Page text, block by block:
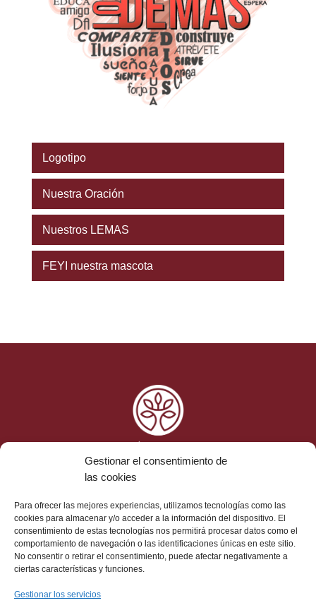
Gestionar el consentimiento de
las cookies
Para ofrecer las mejores experiencias, utilizamos tecnologías como las
cookies para almacenar y/o acceder a la información del dispositivo. El
consentimiento de estas tecnologías nos permitirá procesar datos como el
comportamiento de navegación o las identificaciones únicas en este sitio.
No consentir o retirar el consentimiento, puede afectar negativamente a
ciertas características y funciones.
Gestionar los servicios
Logotipo
Nuestra Oración
Nuestros LEMAS
FEYI nuestra mascota
Aviso Legal
Protección de Datos
Política de Cookies
Contacto